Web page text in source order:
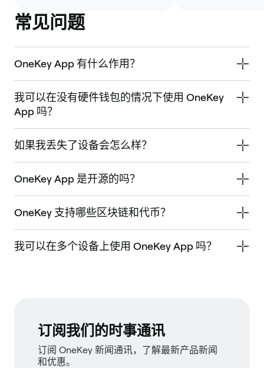
常见问题
OneKey App 有什么作用？
我可以在没有硬件钱包的情况下使用 OneKey
App 吗？
如果我丢失了设备会怎么样？
OneKey App 是开源的吗？
OneKey 支持哪些区块链和代币？
我可以在多个设备上使用 OneKey App 吗？
订阅我们的时事通讯
订阅 OneKey 新闻通讯，了解最新产品新闻
和优惠。